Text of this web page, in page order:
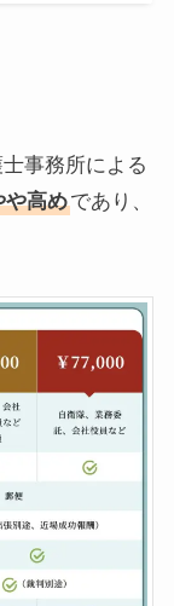
事務所による
や高めであり、